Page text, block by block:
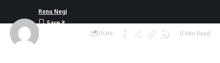
Last updated:
Renu Negi
Share 0 Min Read